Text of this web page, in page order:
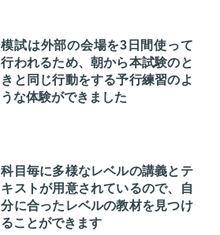
模試は外部の会場を3日間使って
行われるため、朝から本試験のと
きと同じ行動をする予行練習のよ
うな体験ができました
科目毎に多様なレベルの講義とテ
キストが用意されているので、自
分に合ったレベルの教材を見つけ
ることができます